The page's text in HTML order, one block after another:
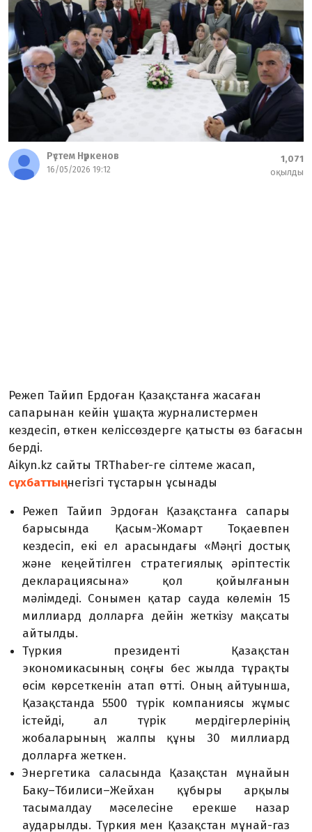
Рүстем Нүркенов
16/05/2026 19:12
1,071
оқылды
Режеп Тайип Ердоған Қазақстанға жасаған
сапарынан кейін ұшақта журналистермен
кездесіп, өткен келіссөздерге қатысты өз бағасын
берді.
Aikyn.kz сайты TRThaber-ге сілтеме жасап,
сұхбаттыңнегізгі тұстарын ұсынады
Режеп Тайип Эрдоған Қазақстанға сапары
барысында Қасым-Жомарт Тоқаевпен
кездесіп, екі ел арасындағы «Мәңгі достық
және кеңейтілген стратегиялық әріптестік
декларациясына» қол қойылғанын
мәлімдеді. Сонымен қатар сауда көлемін 15
миллиард долларға дейін жеткізу мақсаты
айтылды.
Түркия президенті Қазақстан
экономикасының соңғы бес жылда тұрақты
өсім көрсеткенін атап өтті. Оның айтуынша,
Қазақстанда 5500 түрік компаниясы жұмыс
істейді, ал түрік мердігерлерінің
жобаларының жалпы құны 30 миллиард
долларға жеткен.
Энергетика саласында Қазақстан мұнайын
Баку–Тбилиси–Жейхан құбыры арқылы
тасымалдау мәселесіне ерекше назар
аударылды. Түркия мен Қазақстан мұнай-газ